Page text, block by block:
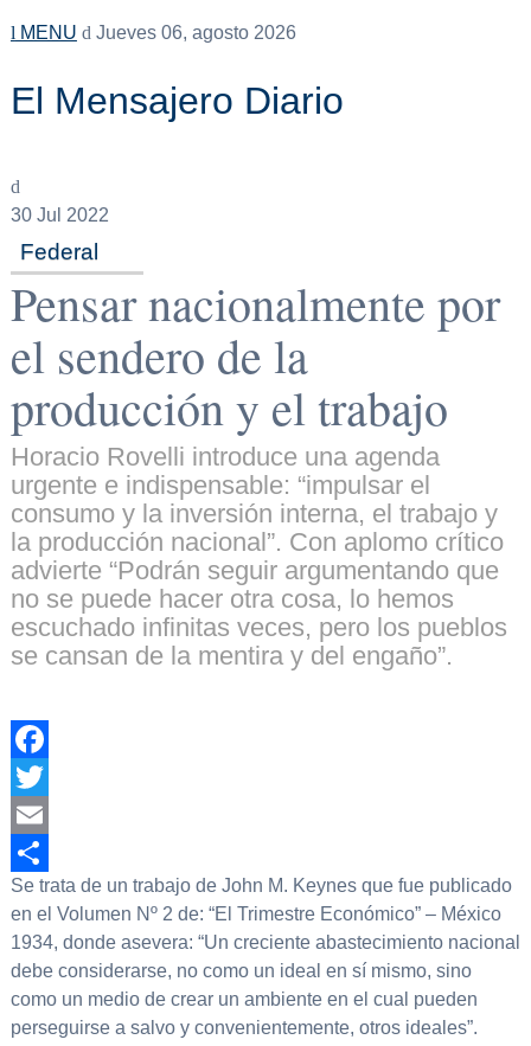
MENU Jueves 06, agosto 2026
El Mensajero Diario
30Jul 2022
Federal
Pensar nacionalmente por
el sendero de la
producción y el trabajo
Horacio Rovelli introduce una agenda
urgente e indispensable: “impulsar el
consumo y la inversión interna, el trabajo y
la producción nacional”. Con aplomo crítico
advierte “Podrán seguir argumentando que
no se puede hacer otra cosa, lo hemos
escuchado infinitas veces, pero los pueblos
se cansan de la mentira y del engaño”.
Facebook
Twitter
Email
Compartir
Se trata de un trabajo de John M. Keynes que fue publicado
en el Volumen Nº 2 de: “El Trimestre Económico” – México
1934, donde asevera: “Un creciente abastecimiento nacional
debe considerarse, no como un ideal en sí mismo, sino
como un medio de crear un ambiente en el cual pueden
perseguirse a salvo y convenientemente, otros ideales”.